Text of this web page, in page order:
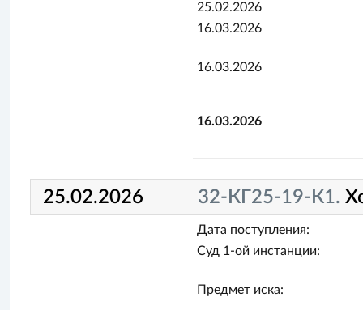
25.02.2026
16.03.2026
16.03.2026
16.03.2026
25.02.2026 32-КГ25-19-К1.
Дата поступления:
Суд 1-ой инстанции:
Предмет иска: